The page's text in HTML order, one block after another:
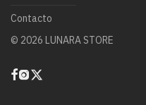
Contacto
© 2026 LUNARA STORE